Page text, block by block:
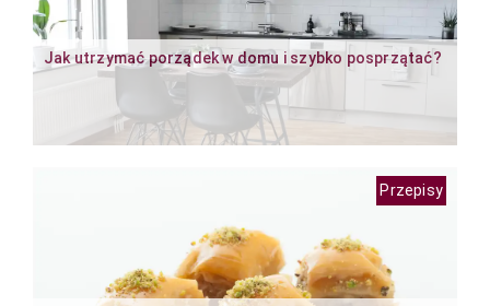
Jak utrzymać porządek w domu i szybko posprzątać?
Przepisy